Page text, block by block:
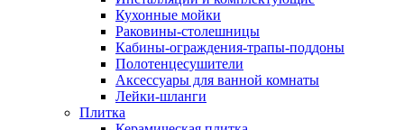
Кухонные мойки
Раковины-столешницы
Кабины-ограждения-трапы-поддоны
Полотенцесушители
Аксессуары для ванной комнаты
Лейки-шланги
Плитка